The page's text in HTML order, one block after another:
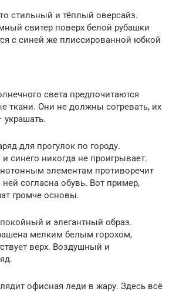
стильный и тёплый оверсайз.
свитер поверх белой рубашки
с синей же плиссированной юбкой
света предпочитаются
ткани. Они не должны согревать, их
украшать.
для прогулок по городу.
синего никогда не проигрывает.
элементам противоречит
ней согласна обувь. Вот пример,
громче основы.
и элегантный образ.
мелким белым горохом,
верх. Воздушный и
офисная леди в жару. Здесь всё